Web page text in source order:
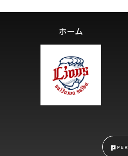
ホーム